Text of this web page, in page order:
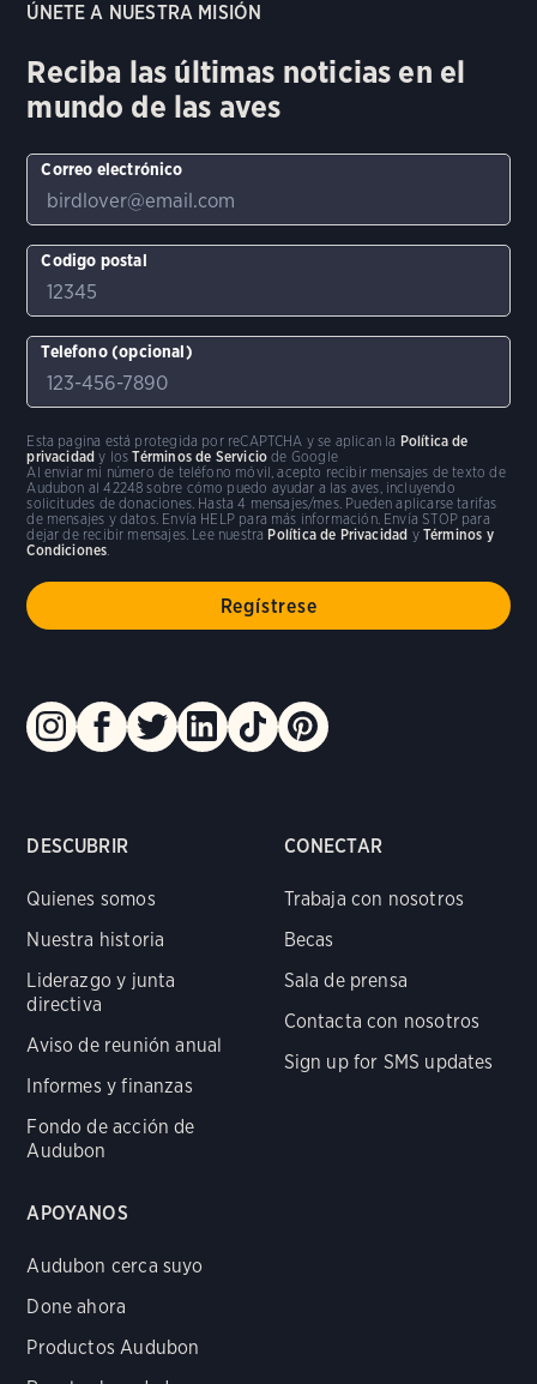
DESCUBRIR
Quienes somos
Nuestra historia
Liderazgo y junta
directiva
Aviso de reunión anual
Informes y finanzas
Fondo de acción de
Audubon
CONECTAR
Trabaja con nosotros
Becas
Sala de prensa
Contacta con nosotros
Sign up for SMS updates
APOYANOS
Audubon cerca suyo
Done ahora
Productos Audubon
ÚNETE A NUESTRA MISIÓN
Reciba las últimas noticias en el
mundo de las aves
Correo electrónico
Codigo postal
Telefono (opcional)
Al enviar mi número de teléfono móvil, acepto recibir mensajes de texto de
Audubon al 42248 sobre cómo puedo ayudar a las aves, incluyendo
solicitudes de donaciones. Hasta 4 mensajes/mes. Pueden aplicarse tarifas
de mensajes y datos. Envía HELP para más información. Envía STOP para
dejar de recibir mensajes. Lee nuestra Política de Privacidad y Términos y
Condiciones.
Esta pagina está protegida por reCAPTCHA y se aplican la Política de
privacidad y losTérminos de Servicio de Google